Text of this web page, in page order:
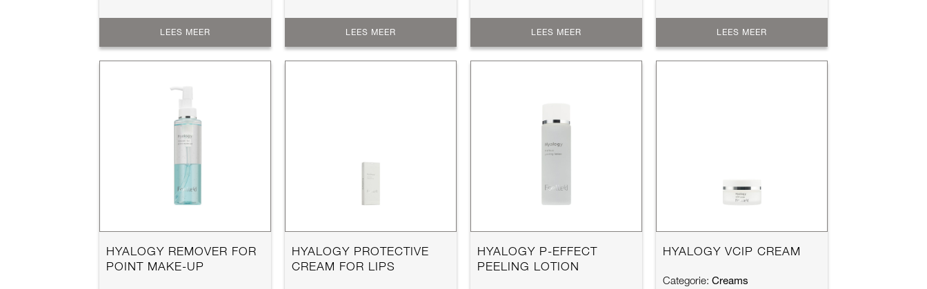
LEES MEER LEES MEER LEES MEER LEES MEER
HYALOGY REMOVER FOR
POINT MAKE-UP
HYALOGY PROTECTIVE
CREAM FOR LIPS
HYALOGY P-EFFECT
PEELING LOTION
HYALOGY VCIP CREAM
Categorie: Creams